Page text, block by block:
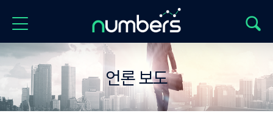
언론 보도